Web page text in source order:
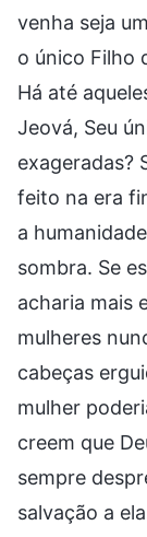
venha seja
o único Filho
Há até
Jeová, Seu
exageradas?
feito na era
a
sombra. Se
acharia mais
mulheres
cabeças
mulher
creem que
sempre
salvação a